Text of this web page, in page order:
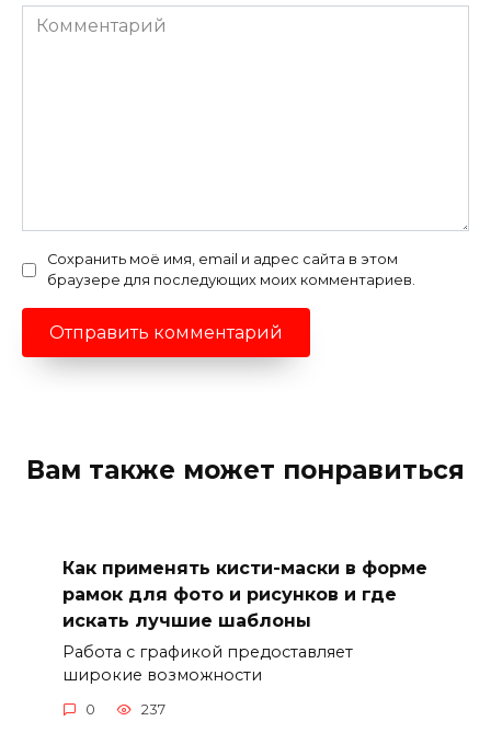
Комментарий
Сохранить моё имя, email и адрес сайта в этом
браузере для последующих моих комментариев.
Вам также может понравиться
Как применять кисти-маски в форме
рамок для фото и рисунков и где
искать лучшие шаблоны
Работа с графикой предоставляет
широкие возможности
0 237